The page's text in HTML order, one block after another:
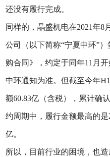
还没有履行完成。
同样的，晶盛机电在2021年8
公司（以下简称“宁夏中环”
购合同》，约定于同年11月
中环通知为准。但截至今年
额60.83亿（含税），累计确
约周期中，履行金额最高的
亿。
所以，目前行业的困境，也